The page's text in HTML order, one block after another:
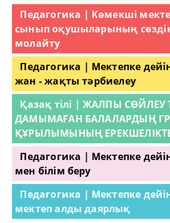
Педагогика | Көмекші
сынып оқушыларының
молайту
Педагогика | Мектепке
жан - жақты тәрбиелеу
Қазақ тілі | ЖАЛПЫ СӨЙЛЕУ
ДАМЫМАҒАН БАЛАЛАРДЫҢ
ҚҰРЫЛЫМЫНЫҢ
Педагогика | Мектепке
мен білім беру
Педагогика | Мектепке
мектеп алды даярлық